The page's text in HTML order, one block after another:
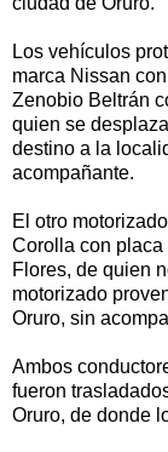
Los vehículos
marca Nissan
Zenobio Beltrán
quien se
destino a la
acompañante.
El otro
Corolla con
Flores, de quien
motorizado
Oruro, sin
Ambos
fueron
Oruro, de donde